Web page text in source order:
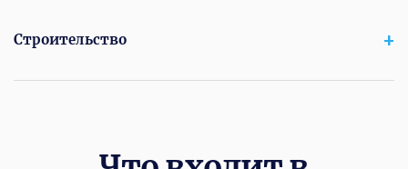
Строительство